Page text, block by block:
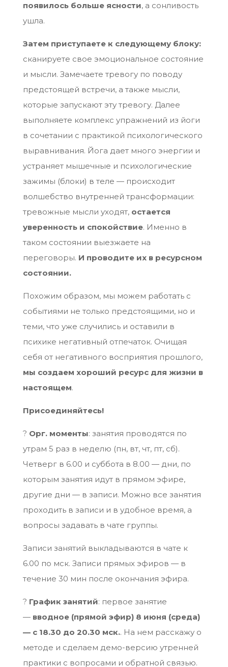
появилось больше ясности, а сонливость
ушла.
Затем приступаете к следующему блоку:
сканируете свое эмоциональное состояние
и мысли. Замечаете тревогу по поводу
предстоящей встречи, а также мысли,
которые запускают эту тревогу. Далее
выполняете комплекс упражнений из йоги
в сочетании с практикой психологического
выравнивания. Йога дает много энергии и
устраняет мышечные и психологические
зажимы (блоки) в теле — происходит
волшебство внутренней трансформации:
тревожные мысли уходят, остается
уверенность и спокойствие. Именно в
таком состоянии выезжаете на
переговоры. И проводите их в ресурсном
состоянии.
Похожим образом, мы можем работать с
событиями не только предстоящими, но и
теми, что уже случились и оставили в
психике негативный отпечаток. Очищая
себя от негативного восприятия прошлого,
мы создаем хороший ресурс для жизни в
настоящем.
Присоединяйтесь!
? Орг. моменты: занятия проводятся по
утрам 5 раз в неделю (пн, вт, чт, пт, сб).
Четверг в 6.00 и суббота в 8.00 — дни, по
которым занятия идут в прямом эфире,
другие дни — в записи. Можно все занятия
проходить в записи и в удобное время, а
вопросы задавать в чате группы.
Записи занятий выкладываются в чате к
6.00 по мск. Записи прямых эфиров — в
течение 30 мин после окончания эфира.
?️ График занятий: первое занятие
— вводное (прямой эфир) 8 июня (среда)
— с 18.30 до 20.30 мск.. На нем расскажу о
методе и сделаем демо-версию утренней
практики с вопросами и обратной связью.